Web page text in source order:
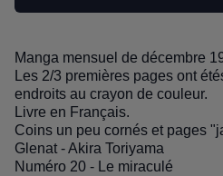
Description
Manga mensuel de décembre
Les 2/3 premières pages ont
endroits au crayon de couleur.
Livre en Français.
Coins un peu cornés et pages
Glenat - Akira Toriyama
Numéro 20 - Le miraculé